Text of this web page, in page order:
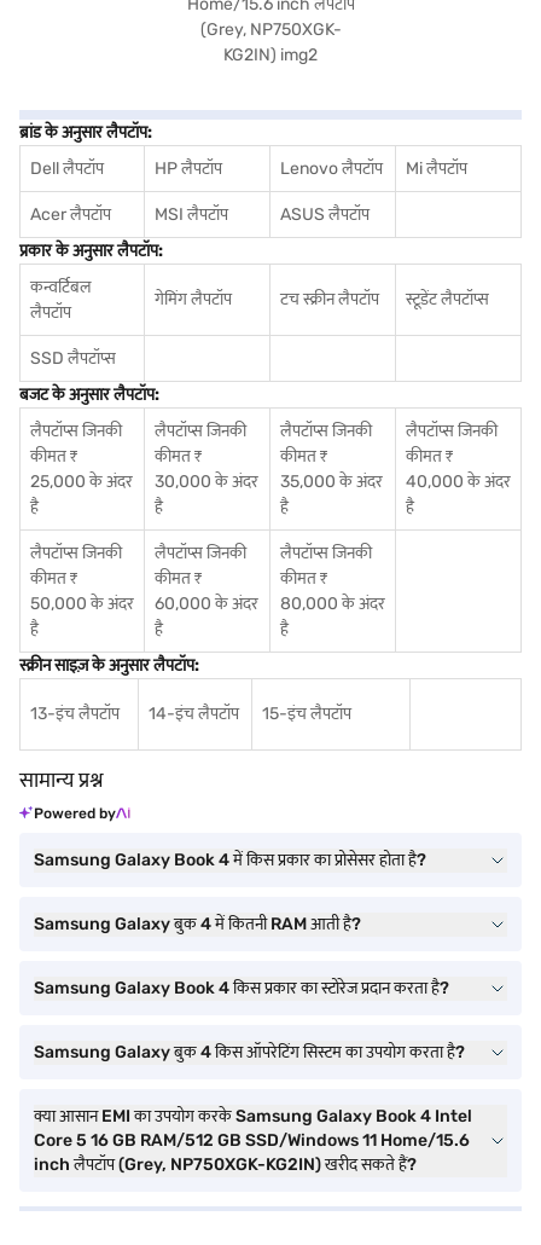
ब्रांड के अनुसार लैपटॉप:
Dell लैपटॉप
HP लैपटॉप Lenovo लैपटॉप Mi लैपटॉप
Acer लैपटॉप MSI लैपटॉप
ASUS लैपटॉप
प्रकार के अनुसार लैपटॉप:
कन्वर्टिबल
लैपटॉप
गेमिंग लैपटॉप टच स्क्रीन लैपटॉप स्टूडेंट लैपटॉप्स
SSD लैपटॉप्स
बजट के अनुसार लैपटॉप:
लैपटॉप्स जिनकी
कीमत ₹
25,000 के अंदर
है
लैपटॉप्स जिनकी
कीमत ₹
30,000 के अंदर
है
लैपटॉप्स जिनकी
कीमत ₹
35,000 के अंदर
है
लैपटॉप्स जिनकी
कीमत ₹
40,000 के अंदर
है
लैपटॉप्स जिनकी
कीमत ₹
50,000 के अंदर
है
लैपटॉप्स जिनकी
कीमत ₹
60,000 के अंदर
है
लैपटॉप्स जिनकी
कीमत ₹
80,000 के अंदर
है
स्क्रीन साइज़ के अनुसार लैपटॉप:
13-इंच लैपटॉप 14-इंच लैपटॉप 15-इंच लैपटॉप
सामान्य प्रश्न
Powered by
Samsung Galaxy Book 4 में किस प्रकार का प्रोसेसर होता है?
Samsung Galaxy बुक 4 में कितनी RAM आती है?
Samsung Galaxy Book 4 किस प्रकार का स्टोरेज प्रदान करता है?
Samsung Galaxy बुक 4 किस ऑपरेटिंग सिस्टम का उपयोग करता है?
क्या आसान EMI का उपयोग करके Samsung Galaxy Book 4 Intel
Core 5 16 GB RAM/512 GB SSD/Windows 11 Home/15.6
inch लैपटॉप (Grey, NP750XGK-KG2IN) खरीद सकते हैं?